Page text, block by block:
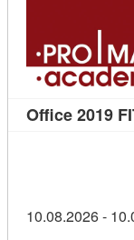
Office 2019
10.08.2026 -